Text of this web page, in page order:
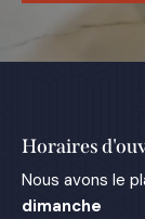
Horaires
Nous avons le
dimanche